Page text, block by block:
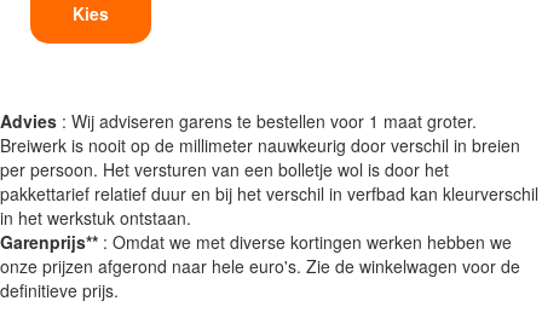
Kies
Advies : Wij adviseren garens te bestellen voor 1 maat groter.
Breiwerk is nooit op de millimeter nauwkeurig door verschil in breien
per persoon. Het versturen van een bolletje wol is door het
pakkettarief relatief duur en bij het verschil in verfbad kan kleurverschil
in het werkstuk ontstaan.
Garenprijs** : Omdat we met diverse kortingen werken hebben we
onze prijzen afgerond naar hele euro's. Zie de winkelwagen voor de
definitieve prijs.